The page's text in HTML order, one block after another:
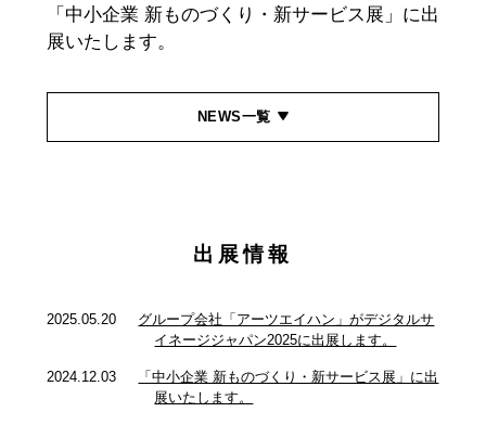
「中小企業 新ものづくり・新サービス展」に出
展いたします。
NEWS一覧
出展情報
2025.05.20
グループ会社「アーツエイハン」がデジタルサ
イネージジャパン2025に出展します。
2024.12.03
「中小企業 新ものづくり・新サービス展」に出
展いたします。